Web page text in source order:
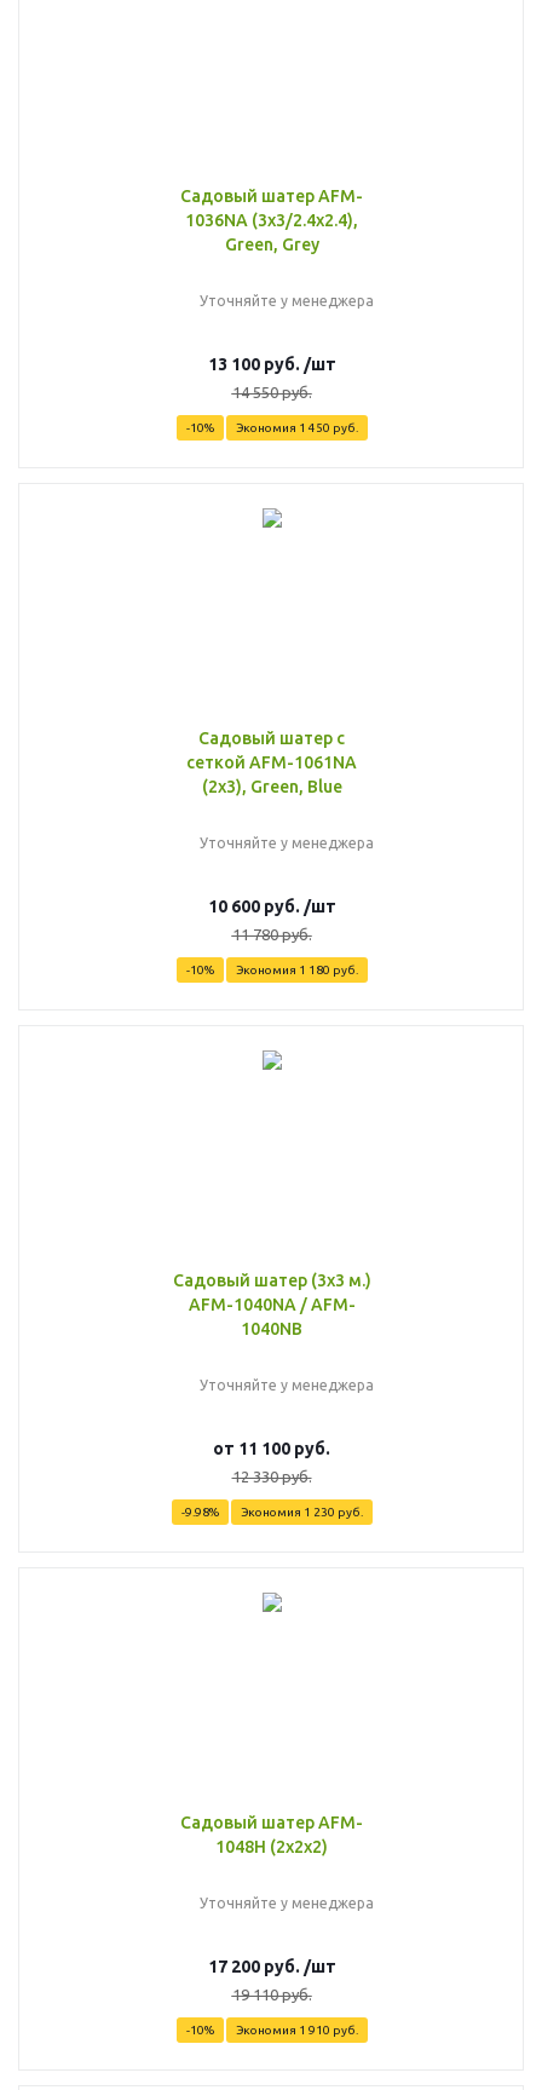
Садовый шатер AFM-
1036NA (3x3/2.4x2.4),
Green, Grey
Уточняйте у менеджера
13 100руб. /шт
14 550руб.
-10% Экономия 1 450 руб.
Садовый шатер с
сеткой AFM-1061NA
(2х3), Green, Blue
Уточняйте у менеджера
10 600руб. /шт
11 780руб.
-10% Экономия 1 180 руб.
Садовый шатер (3x3 м.)
AFM-1040NA / AFM-
1040NB
Уточняйте у менеджера
от 11 100 руб.
12 330 руб.
-9.98% Экономия 1 230 руб.
Садовый шатер AFM-
1048H (2х2х2)
Уточняйте у менеджера
17 200руб. /шт
19 110руб.
-10% Экономия 1 910 руб.